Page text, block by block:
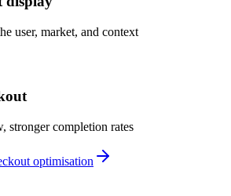
user, market, and context
stronger completion rates
optimisation